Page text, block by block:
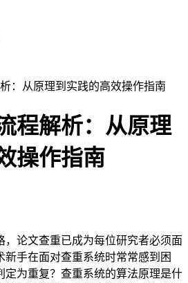
：从原理到实践的高效操作指南
程解析：从原理
操作指南
，论文查重已成为每位研究者必须面
新手在面对查重系统时常常感到困
定为重复？查重系统的算法原理是什